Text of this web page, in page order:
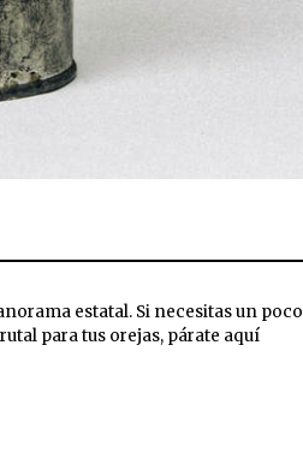
estatal. Si necesitas un poco
para tus orejas, párate aquí